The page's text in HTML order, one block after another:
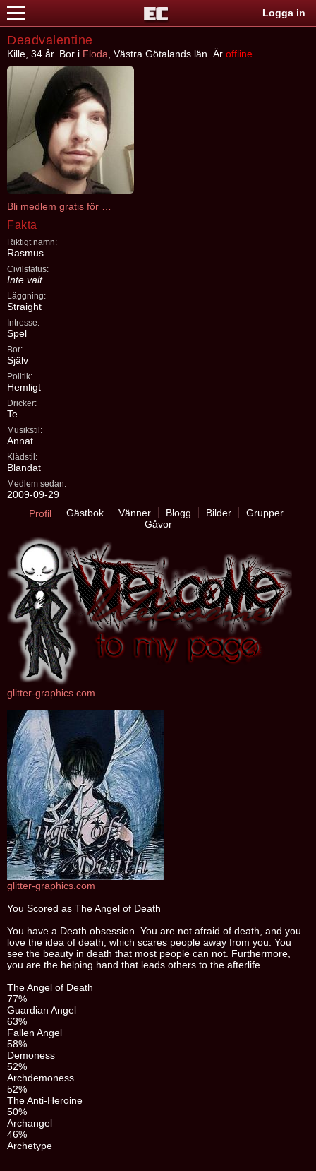
Logga in
Deadvalentine
Kille, 34 år. Bor i Floda , Västra Götalands län. Är offline
Fakta
Riktigt namn:
Rasmus
Civilstatus:
Inte valt
Läggning:
Straight
Intresse:
Spel
Bor:
Själv
Politik:
Hemligt
Dricker:
Te
Musikstil:
Annat
Klädstil:
Blandat
Medlem sedan:
2009-09-29
Profil
Gästbok Vänner Blogg Bilder
Grupper
Gåvor
glitter-graphics.com
glitter-graphics.com
You Scored as The Angel of Death
You have a Death obsession. You are not afraid of death, and you
love the idea of death, which scares people away from you. You
see the beauty in death that most people can not. Furthermore,
you are the helping hand that leads others to the afterlife.
The Angel of Death
77%
Guardian Angel
63%
Fallen Angel
58%
Demoness
52%
Archdemoness
52%
The Anti-Heroine
50%
Archangel
46%
Archetype